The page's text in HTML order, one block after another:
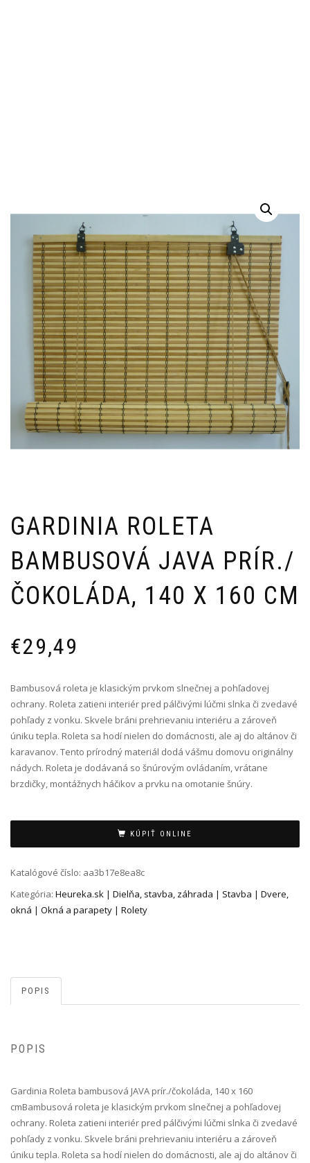
GARDINIA ROLETA
BAMBUSOVÁ JAVA PRÍR./
ČOKOLÁDA, 140 X 160 CM
€29,49
Bambusová roleta je klasickým prvkom slnečnej a pohľadovej
ochrany. Roleta zatieni interiér pred pálčivými lúčmi slnka či zvedavé
pohľady z vonku. Skvele bráni prehrievaniu interiéru a zároveň
úniku tepla. Roleta sa hodí nielen do domácnosti, ale aj do altánov či
karavanov. Tento prírodný materiál dodá vášmu domovu originálny
nádych. Roleta je dodávaná so šnúrovým ovládaním, vrátane
brzdičky, montážnych háčikov a prvku na omotanie šnúry.
KÚPIŤ ONLINE
Katalógové číslo: aa3b17e8ea8c
Kategória: Heureka.sk | Dielňa, stavba, záhrada | Stavba | Dvere,
okná | Okná a parapety | Rolety
POPIS
POPIS
Gardinia Roleta bambusová JAVA prír./čokoláda, 140 x 160
cm Bambusová roleta je klasickým prvkom slnečnej a pohľadovej
ochrany. Roleta zatieni interiér pred pálčivými lúčmi slnka či zvedavé
pohľady z vonku. Skvele bráni prehrievaniu interiéru a zároveň
úniku tepla. Roleta sa hodí nielen do domácnosti, ale aj do altánov či